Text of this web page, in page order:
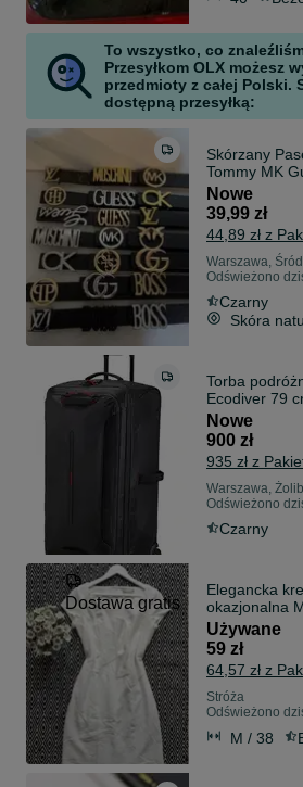
To wszystko, co
Przesyłkom OLX możesz
przedmioty z całej Polski.
dostępną przesyłką:
Skórzany
Tommy MK
Pinko
Nowe
39,99 zł
44,89 zł z
Warszawa,
Odświeżono
Czarny
Skóra
Torba
Ecodiver 79
nowa
Nowe
900 zł
935 zł z
Warszawa,
Odświeżono
Czarny
Dostawa gratis
Elegancka
okazjonalna
Używane
59 zł
64,57 zł z
Stróża
Odświeżono
M / 38